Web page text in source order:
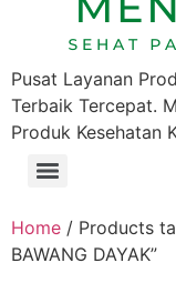
Pusat Layanan
Terbaik Tercepat.
Produk Kesehatan
Home / Products
BAWANG DAYAK”